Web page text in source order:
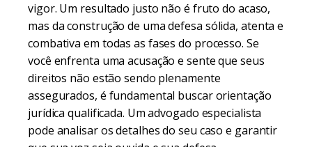
vigor. Um resultado justo não é fruto do acaso,
mas da construção de uma defesa sólida, atenta e
combativa em todas as fases do processo. Se
você enfrenta uma acusação e sente que seus
direitos não estão sendo plenamente
assegurados, é fundamental buscar orientação
jurídica qualificada. Um advogado especialista
pode analisar os detalhes do seu caso e garantir